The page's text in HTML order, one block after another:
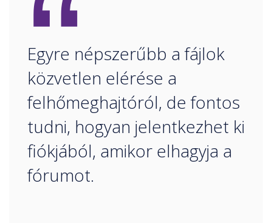
“
Egyre népszerűbb a fájlok
közvetlen elérése a
felhőmeghajtóról, de fontos
tudni, hogyan jelentkezhet ki
fiókjából, amikor elhagyja a
fórumot.